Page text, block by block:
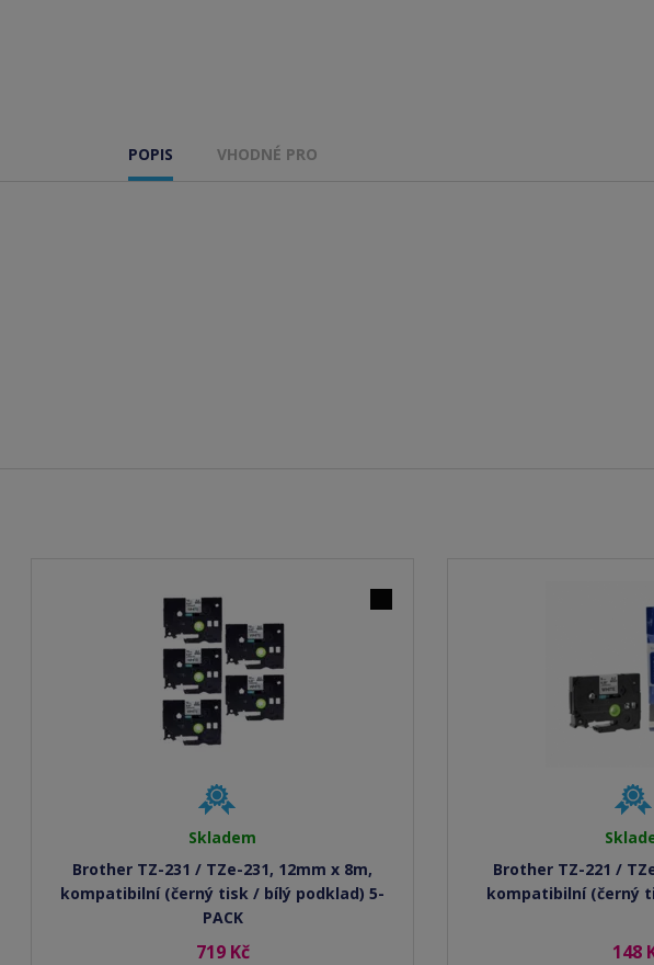
POPIS VHODNÉ PRO
Skladem
Brother TZ-231 / TZe-231, 12mm x 8m,
kompatibilní (černý tisk / bílý podklad) 5-
PACK
719 Kč
Brother TZ-221 /
kompatibilní (černý
148